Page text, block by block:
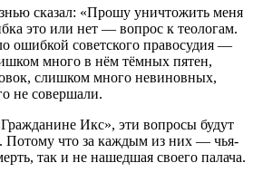
сказал: «Прошу уничтожить меня
это или нет — вопрос к теологам.
ошибкой советского правосудия —
много в нём тёмных пятен,
слишком много невиновных,
не совершали.
Икс», эти вопросы будут
Потому что за каждым из них — чья-
так и не нашедшая своего палача.